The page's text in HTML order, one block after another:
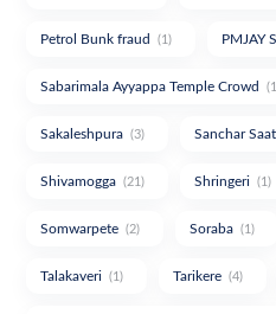
Petrol Bunk fraud (1) PMJAY
Sabarimala Ayyappa Temple Crowd
Sakaleshpura (3) Sanchar
Shivamogga (21) Shringeri (1)
Somwarpete (2) Soraba (1)
Talakaveri (1) Tarikere (4)